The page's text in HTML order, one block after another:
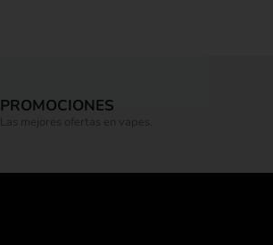
PROMOCIONES
Las mejores ofertas en vapes.